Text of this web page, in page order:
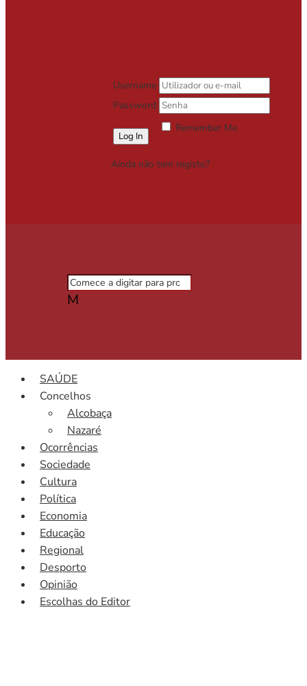
Username
Password
Remember Me
Ainda não tem registo?
M
SAÚDE
Concelhos
Alcobaça
Nazaré
Ocorrências
Sociedade
Cultura
Política
Economia
Educação
Regional
Desporto
Opinião
Escolhas do Editor